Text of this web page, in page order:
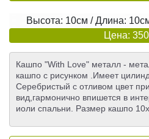
Высота: 10см / Длина:
Цена:
Кашпо "With Love" металл -
кашпо с рисунком .Имеет
Серебристый с отливом цвет
вид,гармонично впишется в
иоли спальни. Размер кашпо